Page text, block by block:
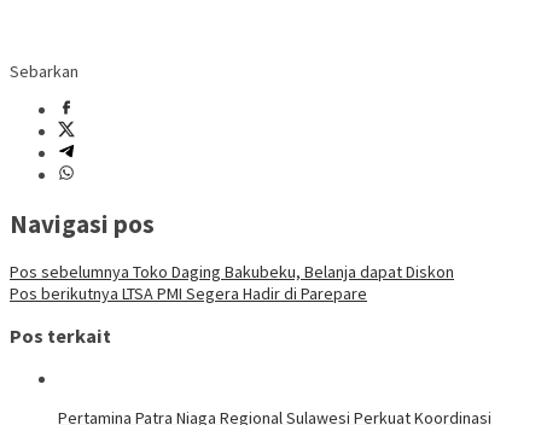
Sebarkan
Navigasi pos
Pos sebelumnya Toko Daging Bakubeku, Belanja dapat Diskon
Pos berikutnya LTSA PMI Segera Hadir di Parepare
Pos terkait
Pertamina Patra Niaga Regional Sulawesi Perkuat Koordinasi